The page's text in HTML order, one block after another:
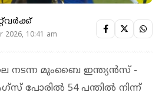
2026, 10:41 am
നടന്ന മുംബൈ ഇന്ത്യൻസ് -
പോരിൽ 54 പന്തിൽ നിന്ന്